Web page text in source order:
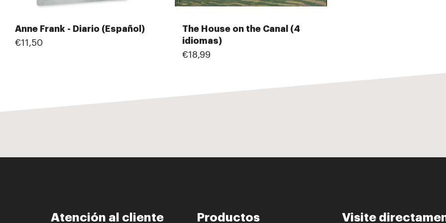
Anne Frank - Diario (Español)
€11,50
The House on the Canal (4
idiomas)
€18,99
Atención al cliente Productos Visite